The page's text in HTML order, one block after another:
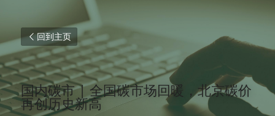
回到主页
国内碳市 | 全国碳市场回暖，北京碳价
再创历史新高